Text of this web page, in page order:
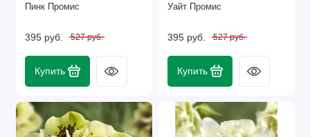
Пинк Промис
395 руб. 527 руб.
Купить
Уайт Промис
395 руб. 527 руб.
Купить